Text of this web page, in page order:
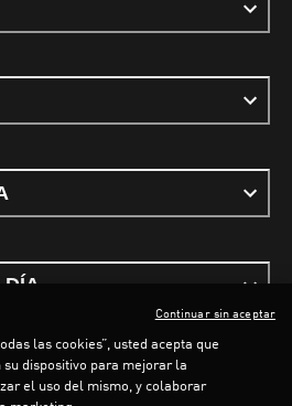
las cookies”, usted acepta que
dispositivo para mejorar la
el uso del mismo, y colaborar
Continuar sin aceptar